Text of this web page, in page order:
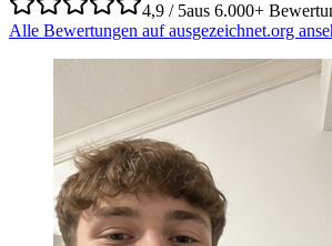
4,9 / 5aus 6.000+
Alle Bewertungen auf ausgezeichnet.org